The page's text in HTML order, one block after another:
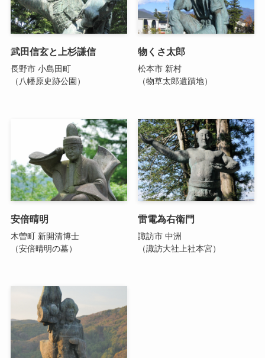
武田信玄と上杉謙信
長野市 小島田町
（八幡原史跡公園）
物くさ太郎
松本市 新村
（物草太郎遺蹟地）
安倍晴明
木曽町 新開清博士
（安倍晴明の墓）
雷電為右衛門
諏訪市 中洲
（諏訪大社上社本宮）